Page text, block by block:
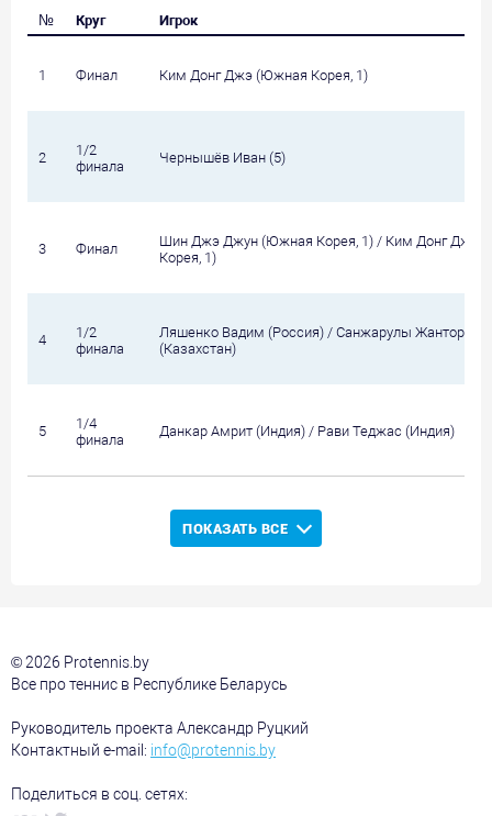
№ Круг Игрок
1 Финал Ким Донг Джэ (Южная Корея, 1)
2
1/2
финала
Чернышёв Иван (5)
3 Финал
Шин Джэ Джун (Южная Корея, 1) / Ким Донг Джэ
Корея, 1)
4
1/2
финала
Ляшенко Вадим (Россия) / Санжарулы Жанторе
(Казахстан)
5
1/4
финала
Данкар Амрит (Индия) / Рави Теджас (Индия)
ПОКАЗАТЬ ВСЕ
© 2026 Protennis.by
Все про теннис в Республике Беларусь
Руководитель проекта Александр Руцкий
Контактный e-mail: info@protennis.by
Поделиться в соц. сетях: